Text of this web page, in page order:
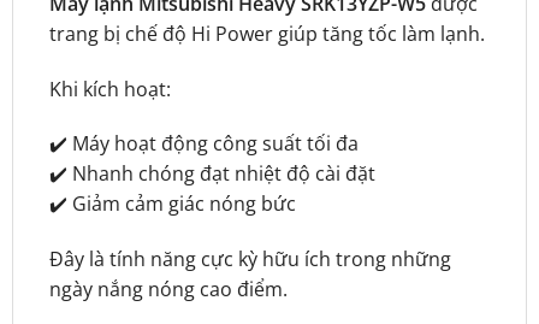
trang bị chế độ Hi Power giúp tăng tốc làm lạnh.
Khi kích hoạt:
✔️ Máy hoạt động công suất tối đa
✔️ Nhanh chóng đạt nhiệt độ cài đặt
✔️ Giảm cảm giác nóng bức
Đây là tính năng cực kỳ hữu ích trong những
ngày nắng nóng cao điểm.